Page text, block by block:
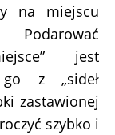
na miejscu
Podarować
jest
z „sideł
zastawionej
szybko i